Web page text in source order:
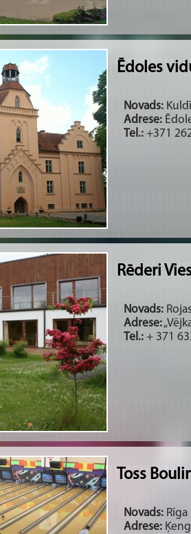
Ēdoles
Novads:
Adrese:
Tel.: +371
Rēderi
Novads:
Adrese:
Tel.: + 371
Toss
Novads:
Adrese: